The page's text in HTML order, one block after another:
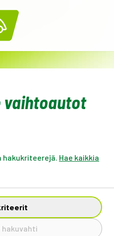
vaihtoautot
hakukriteerejä. Hae kaikkia
hakuvahti